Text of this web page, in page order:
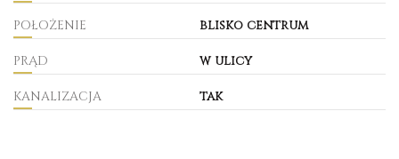
POŁOŻENIE blisko centrum
PRĄD w ulicy
KANALIZACJA tak